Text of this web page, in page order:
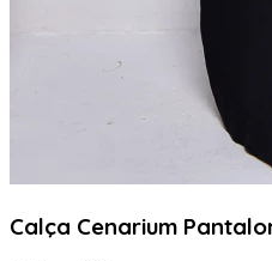
Calça Cenarium